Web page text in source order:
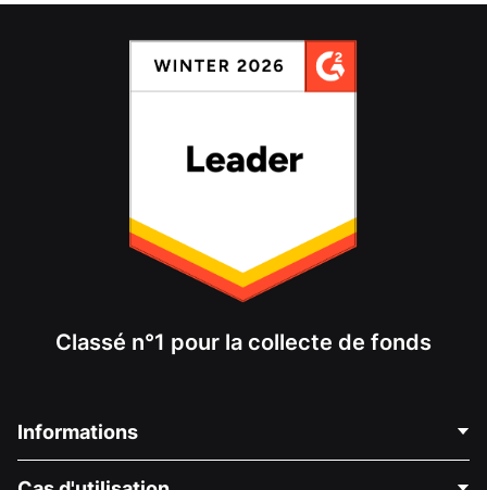
Classé n°1 pour la collecte de fonds
Informations